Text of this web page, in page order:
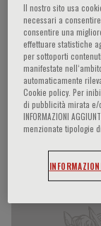
HOME PAGE /
Ming-
Il nostro sito usa
necessari a
consentire una
effettuare statistiche
per sottoporti
manifestate
automaticamente
Cookie policy. Per
di pubblicità mirata
INFORMAZIONI
menzionate tipologie